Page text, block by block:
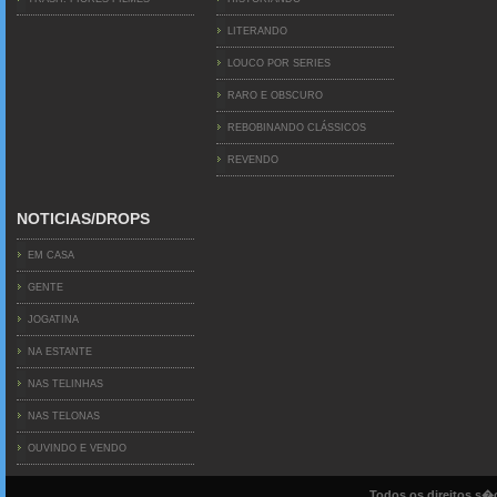
LITERANDO
LOUCO POR SERIES
RARO E OBSCURO
REBOBINANDO CLÁSSICOS
REVENDO
NOTICIAS/DROPS
EM CASA
GENTE
JOGATINA
NA ESTANTE
NAS TELINHAS
NAS TELONAS
OUVINDO E VENDO